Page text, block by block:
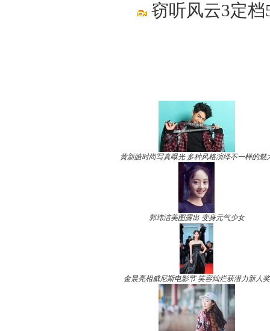
窃听风云3定
黄新皓时尚写真曝光 多种风格演绎不一样的魅
郭玮洁美图露出 变身元气少女
金晨亮相威尼斯电影节 笑容灿烂获潜力新人奖